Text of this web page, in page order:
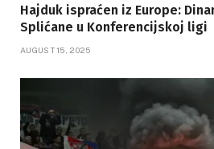
Hajduk ispraćen iz Europe:
Splićane u Konferencijskoj ligi
AUGUST 15, 2025